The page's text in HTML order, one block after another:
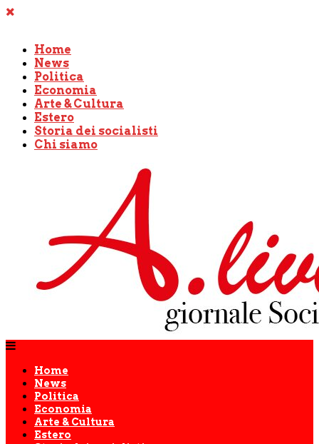
Home
News
Politica
Economia
Arte & Cultura
Estero
Storia dei socialisti
Chi siamo
Home
News
Politica
Economia
Arte & Cultura
Estero